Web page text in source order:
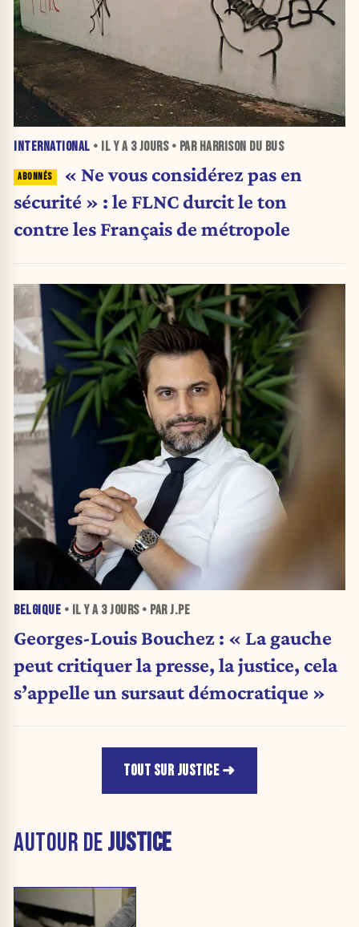
INTERNATIONAL • IL Y A 3 JOURS• PAR HARRISON DU BUS
« Ne vous considérez pas en
sécurité » : le FLNC durcit le ton
contre les Français de métropole
BELGIQUE • IL Y A 3 JOURS• PAR J.PE
Georges-Louis Bouchez : « La gauche
peut critiquer la presse, la justice, cela
s’appelle un sursaut démocratique »
TOUT SUR JUSTICE
AUTOUR DEJUSTICE